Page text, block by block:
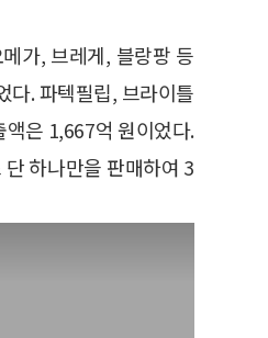
가, 브레게, 블랑팡 등
다. 파텍필립, 브라이틀
은 1,667억 원이었다.
하나만을 판매하여 3